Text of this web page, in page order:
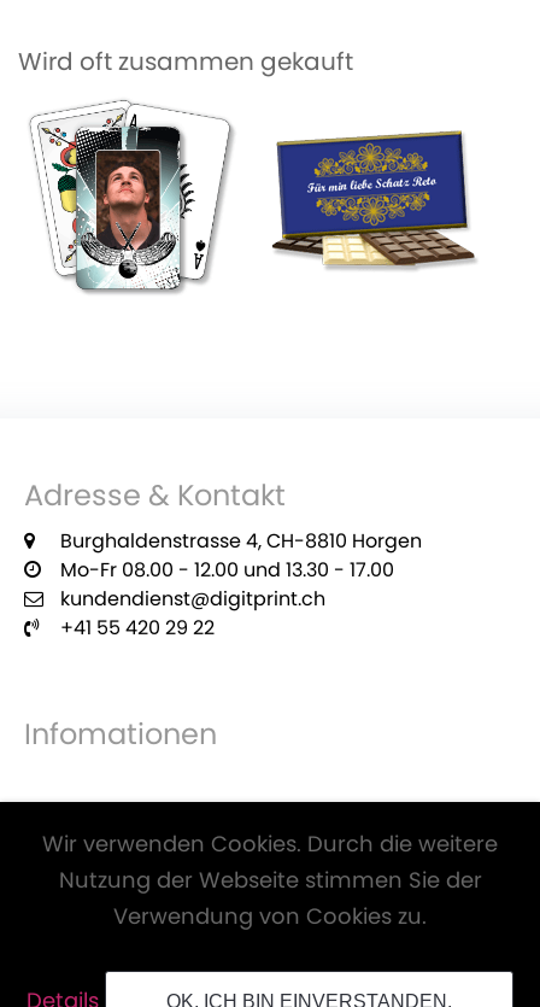
Wird oft zusammen gekauft
Adresse & Kontakt
Burghaldenstrasse 4, CH-8810 Horgen
Mo-Fr 08.00 - 12.00 und 13.30 - 17.00
kundendienst@digitprint.ch
+41 55 420 29 22
Infomationen
Alle Preise inkl. Mwst. und zzgl.Versandkosten
Wir verwenden Cookies. Durch die weitere
Nutzung der Webseite stimmen Sie der
Verwendung von Cookies zu.
Details OK, ICH BIN EINVERSTANDEN.